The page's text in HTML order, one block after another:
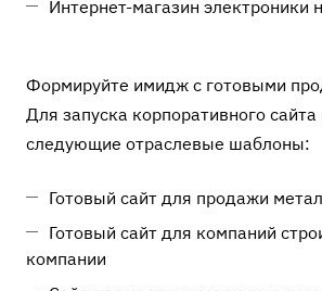
Интернет-магазин электроники
Формируйте имидж с готовыми
Для запуска корпоративного
следующие отраслевые шаблоны:
Готовый сайт для продажи
Готовый сайт для компаний
компании